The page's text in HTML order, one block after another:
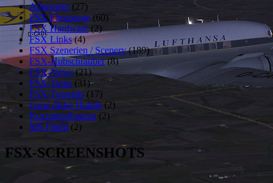
Allgemein (27)
FSX Flugzeuge (60)
FSX Hardware (2)
FSX Links(4)
FSX Szenerien / Scenery(189)
FSX-Hubschrauber(8)
FSX-News(21)
FSX-Tipps (31)
FSX-Tutorials (17)
Ganz dicke Hunde (2)
Kurzmitteilungen (2)
MS Flight (2)
FSX-SCREENSHOTS